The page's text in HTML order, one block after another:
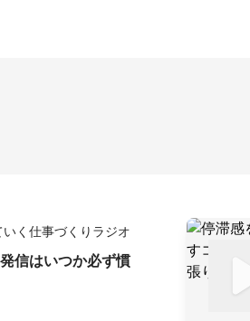
く仕事づくりラジオ
信はいつか必ず慣